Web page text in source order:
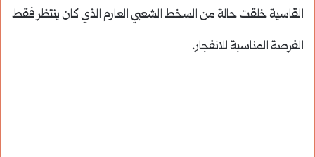
القاسية خلقت حالة من السخط الشعبي العارم الذي كان ينتظر فقط
الفرصة المناسبة للانفجار.